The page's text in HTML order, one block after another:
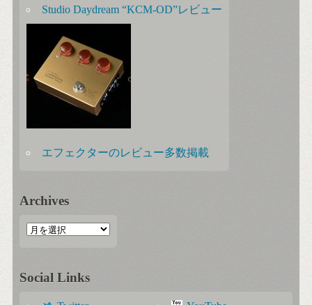
Studio Daydream “KCM-OD”レビュー
エフェクターのレビュー多数掲載
Archives
Social Links